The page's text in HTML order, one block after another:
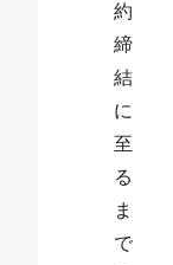
約
締
結
に
至
る
ま
で